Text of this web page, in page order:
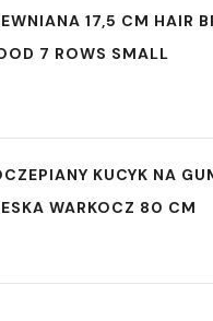
17,5 CM HAIR
7 ROWS SMALL
KUCYK NA
WARKOCZ 80 CM